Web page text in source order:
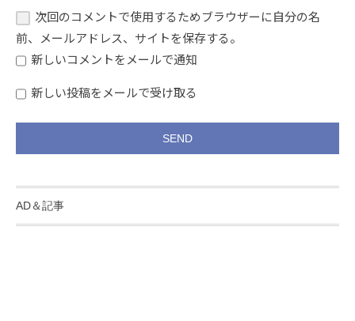
次回のコメントで使用するためブラウザーに自分の名
前、メールアドレス、サイトを保存する。
新しいコメントをメールで通知
新しい投稿をメールで受け取る
AD＆記事